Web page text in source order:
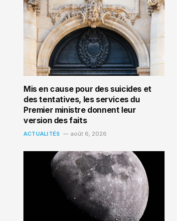
Mis en cause pour des suicides et
des tentatives, les services du
Premier ministre donnent leur
version des faits
ACTUALITÉS août 6, 2026